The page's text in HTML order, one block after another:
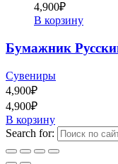
4,900₽
В корзину
Бумажник
Сувениры
4,900₽
4,900₽
В корзину
Search for: